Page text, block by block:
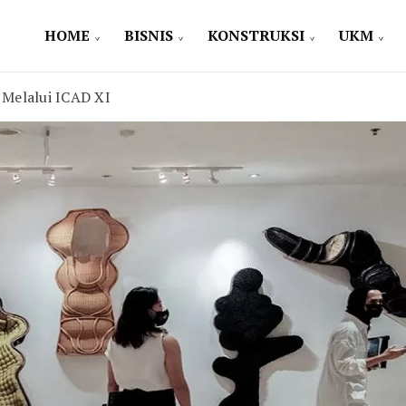
HOME BISNIS KONSTRUKSI UKM
ICAD XI